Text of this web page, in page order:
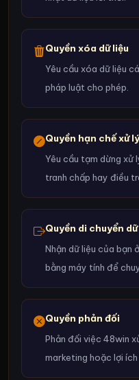
Quyền xóa dữ liệu
Yêu cầu xóa dữ liệu
pháp luật cho phép.
Quyền hạn chế xử lý
Yêu cầu tạm dừng xử
tranh chấp hay điều
Quyền di chuyển dữ
Nhận dữ liệu của bạn
bằng máy tính để
Quyền phản đối
Phản đối việc 48win
marketing hoặc lợi ích